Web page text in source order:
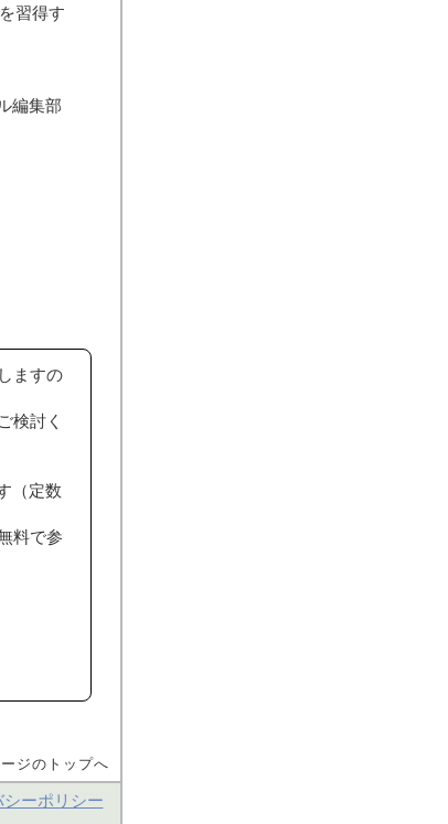
習得す
編集部
ますの
検討く
（定数
料で参
ジのトップへ
シーポリシー